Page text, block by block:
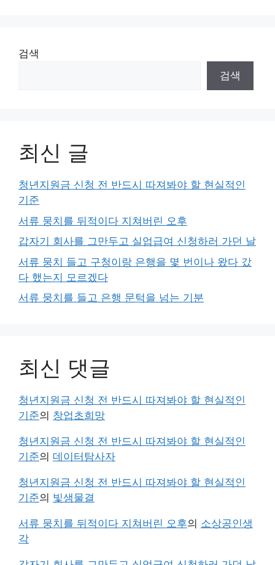
검색
검색
최신 글
청년지원금 신청 전 반드시 따져봐야 할 현실적인
기준
서류 뭉치를 뒤적이다 지쳐버린 오후
갑자기 회사를 그만두고 실업급여 신청하러 가던 날
서류 뭉치 들고 구청이랑 은행을 몇 번이나 왔다 갔
다 했는지 모르겠다
서류 뭉치를 들고 은행 문턱을 넘는 기분
최신 댓글
청년지원금 신청 전 반드시 따져봐야 할 현실적인
기준의 창업초희망
청년지원금 신청 전 반드시 따져봐야 할 현실적인
기준의 데이터탐사자
청년지원금 신청 전 반드시 따져봐야 할 현실적인
기준의 빛샘물결
서류 뭉치를 뒤적이다 지쳐버린 오후의 소상공인생
각